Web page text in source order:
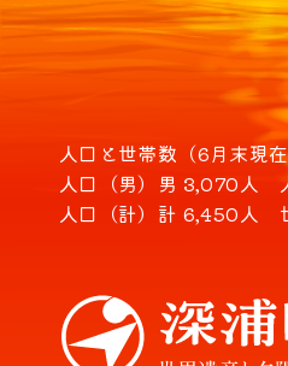
人口と世帯数（6月末現在
人口（男） 男 3,070人
人口（計） 計 6,450人